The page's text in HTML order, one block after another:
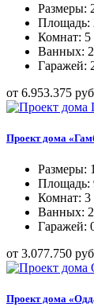
Размеры:
Площадь:
Комнат: 5
Ванных: 2
Гаражей:
от 6.953.375
Проект дома
Размеры:
Площадь:
Комнат: 3
Ванных: 2
Гаражей:
от 3.077.750
Проект дома